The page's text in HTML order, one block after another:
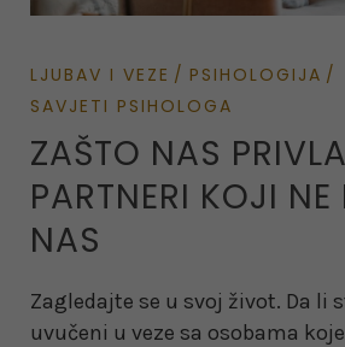
LJUBAV I VEZE
PSIHOLOGIJA
SAVJETI PSIHOLOGA
ZAŠTO NAS
PARTNERI KOJI NE
NAS
Zagledajte se u svoj život. Da li
uvučeni u veze sa osobama